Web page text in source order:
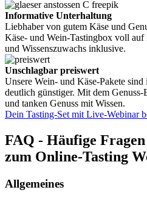
Informative Unterhaltung
Liebhaber von gutem Käse und
Käse- und Wein-Tastingbox voll auf
und Wissenszuwachs inklusive.
Unschlagbar preiswert
Unsere Wein- und Käse-Pakete
deutlich günstiger. Mit dem
und tanken Genuss mit Wissen.
Dein Tasting-Set mit Live-Webinar
FAQ - Häufige
zum Online-Tasting
Allgemeines